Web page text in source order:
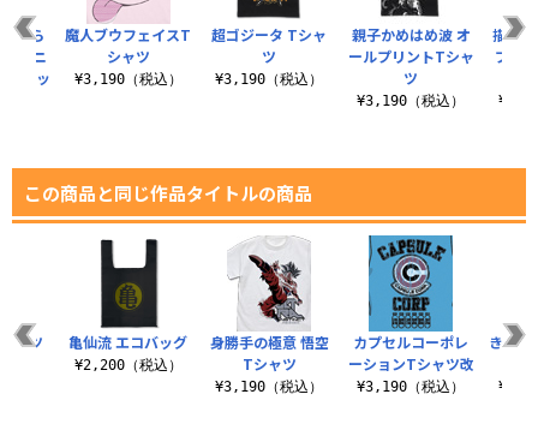
超ゴジータ Tシャ
ツ
¥3,190（税込）
親子かめはめ波 オ
ールプリントTシャ
ツ
¥3,190（税込）
描き
ブラ
べら
ン ニ
ーバッ
魔人ブウフェイスT
シャツ
¥3,190（税込）
この商品と同じ作品タイトルの商品
身勝手の極意 悟空
Tシャツ
¥3,190（税込）
カプセルコーポレ
ーションTシャツ改
¥3,190（税込）
きたね
ャツ 亀仙流 エコバッグ
¥2,200（税込）